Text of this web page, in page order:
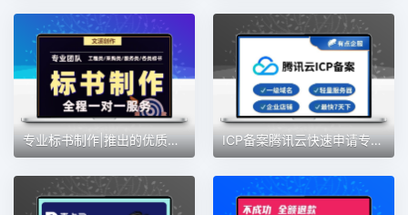
专业标书制作|推出的优质文案服务高通过率|9000+成功案例极速审 ICP备案腾讯云快速申请专业服务全网低价200一触即办!